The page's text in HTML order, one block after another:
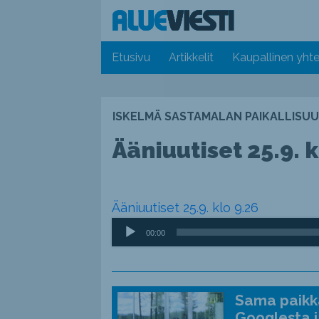
Etusivu Artikkelit Kaupallinen
ISKELMÄ SASTAMALAN
Ääniuutiset 25.9.
Ääniuutiset 25.9. klo 9.26
Äänitoistin
00:00
Sama